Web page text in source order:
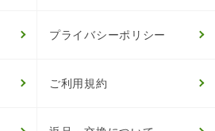
プライバシーポリシー
ご利用規約